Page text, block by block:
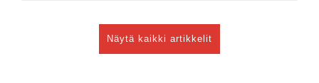
Näytä kaikki artikkelit